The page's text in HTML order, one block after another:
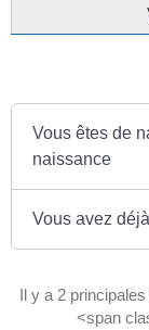
Vous êtes de
naissance
Vous avez
Il y a 2
<span